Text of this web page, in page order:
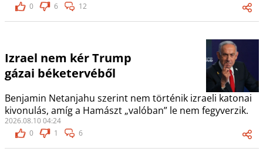
0
6 12
Izrael nem kér Trump
gázai béketervéből
Benjamin Netanjahu szerint nem történik izraeli katonai
kivonulás, amíg a Hamászt „valóban” le nem fegyverzik.
2026.08.10 04:24
0
1 6